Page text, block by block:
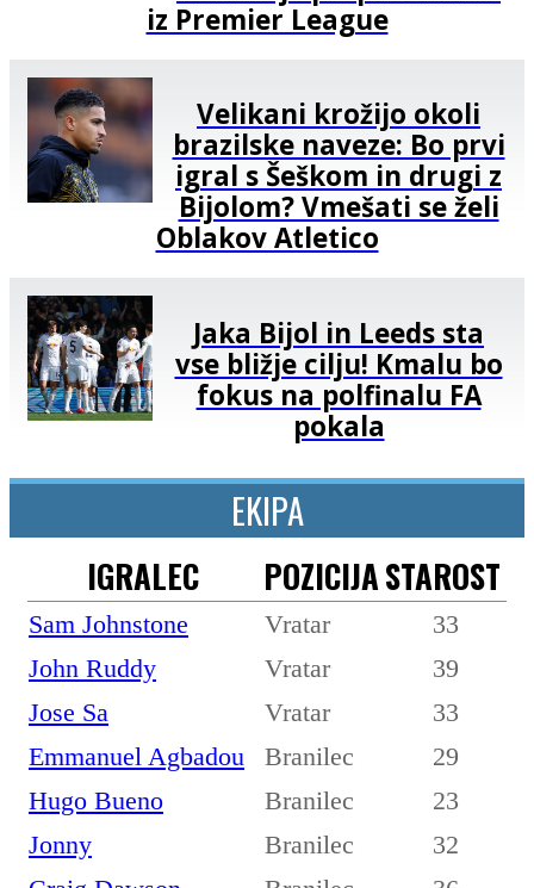
iz Premier League
Velikani krožijo okoli
brazilske naveze: Bo prvi
igral s Šeškom in drugi z
Bijolom? Vmešati se želi
Oblakov Atletico
Jaka Bijol in Leeds sta
vse bližje cilju! Kmalu bo
fokus na polfinalu FA
pokala
EKIPA
IGRALEC POZICIJASTAROST
Sam Johnstone Vratar
33
John Ruddy
Vratar
39
Jose Sa
Vratar
33
Emmanuel Agbadou
Branilec
29
Hugo Bueno
Branilec
23
Jonny
Branilec
32